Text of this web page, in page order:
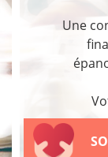
Une